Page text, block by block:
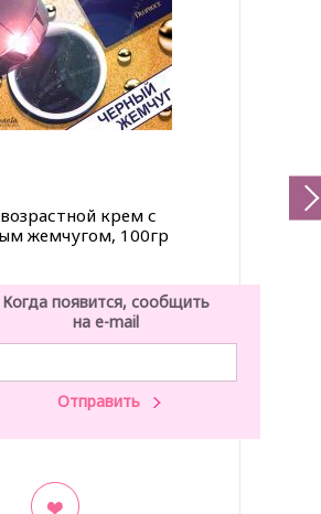
крем с
жемчугом, 100гр
Когда появится, сообщить
на e-mail